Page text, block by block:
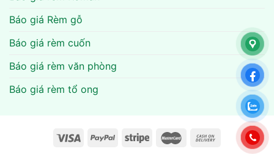
Báo giá Rèm gỗ
Báo giá rèm cuốn
Báo giá rèm văn phòng
Báo giá rèm tổ ong